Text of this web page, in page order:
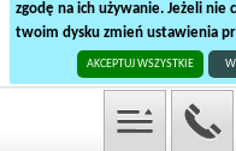
zgodę na ich używanie. Jeżeli nie
twoim dysku zmień ustawienia
AKCEPTUJ WSZYSTKIE
1 2
84rejsów